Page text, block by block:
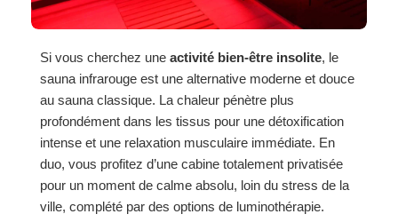
Si vous cherchez une activité bien-être insolite, le
sauna infrarouge est une alternative moderne et douce
au sauna classique. La chaleur pénètre plus
profondément dans les tissus pour une détoxification
intense et une relaxation musculaire immédiate. En
duo, vous profitez d’une cabine totalement privatisée
pour un moment de calme absolu, loin du stress de la
ville, complété par des options de luminothérapie.